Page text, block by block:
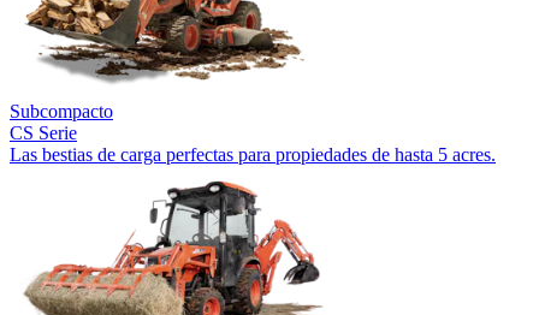
Subcompacto
CS Serie
Las bestias de carga perfectas para propiedades de hasta 5 acres.